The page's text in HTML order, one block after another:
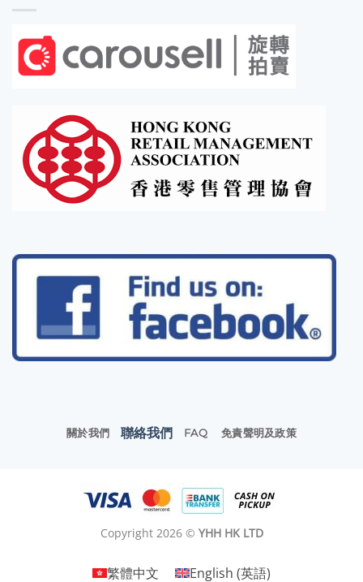
關於我們 聯絡我們 FAQ 免責聲明及政策
Copyright 2026 © YHH HK LTD
繁體中文 English (英語)